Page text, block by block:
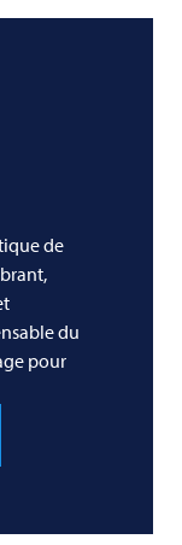
de
du
pour